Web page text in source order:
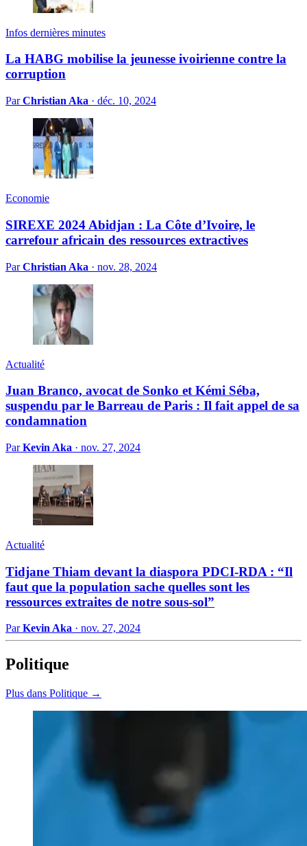
Infos dernières minutes
La HABG mobilise la jeunesse ivoirienne contre la
corruption
ParChristian Aka · déc. 10, 2024
Economie
SIREXE 2024 Abidjan : La Côte d’Ivoire, le
carrefour africain des ressources extractives
ParChristian Aka · nov. 28, 2024
Actualité
Juan Branco, avocat de Sonko et Kémi Séba,
suspendu par le Barreau de Paris : Il fait appel de sa
condamnation
ParKevin Aka · nov. 27, 2024
Actualité
Tidjane Thiam devant la diaspora PDCI-RDA : “Il
faut que la population sache quelles sont les
ressources extraites de notre sous-sol”
ParKevin Aka · nov. 27, 2024
Politique
Plus dans Politique →